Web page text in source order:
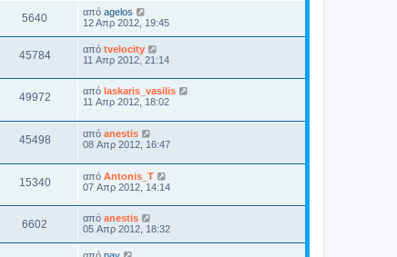
5640 από agelos
12 Απρ 2012, 19:45
45784 από tvelocity
11 Απρ 2012, 21:14
49972 από laskaris_vasilis
11 Απρ 2012, 18:02
45498 από anestis
08 Απρ 2012, 16:47
15340 από Antonis_T
07 Απρ 2012, 14:14
6602 από anestis
05 Απρ 2012, 18:32